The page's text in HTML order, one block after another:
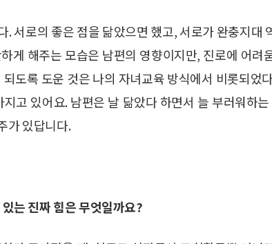
. 서로의 좋은 점을 닮았으면 했고, 서로가 완충지대
게 해주는 모습은 남편의 영향이지만, 진로에 어려
도록 도운 것은 나의 자녀교육 방식에서 비롯되었
고 있어요. 남편은 날 닮았다 하면서 늘 부러워하
가 있답니다.
는 진짜 힘은 무엇일까요?